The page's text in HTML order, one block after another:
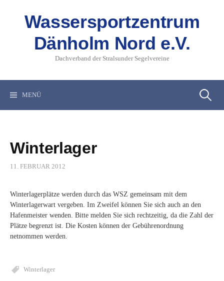
Wassersportzentrum
Dänholm Nord e.V.
Dachverband der Stralsunder Segelvereine
MENÜ Suchen
Winterlager
11. FEBRUAR 2012
Winterlagerplätze werden durch das WSZ gemeinsam mit dem
Winterlagerwart vergeben. Im Zweifel können Sie sich auch an den
Hafenmeister wenden. Bitte melden Sie sich rechtzeitig, da die Zahl der
Plätze begrenzt ist. Die Kosten können der Gebührenordnung
netnommen werden.
Winterlager